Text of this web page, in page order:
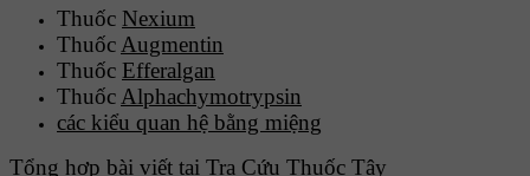
Thuốc Nexium
Thuốc Augmentin
Thuốc Efferalgan
Thuốc Alphachymotrypsin
các kiểu quan hệ bằng miệng
Tổng hợp bài viết tại Tra Cứu Thuốc Tây